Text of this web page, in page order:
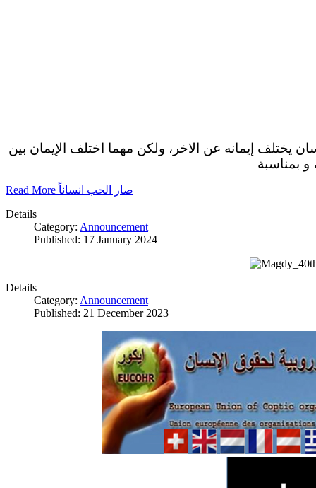
يختلف إيمانه عن الاخر، ولكن مهما اختلف الإيمان بين
و بمناسبة
Read More صار الحب انساناً
Details
Category: Announcement
Published: 17 January 2024
Details
Category: Announcement
Published: 21 December 2023